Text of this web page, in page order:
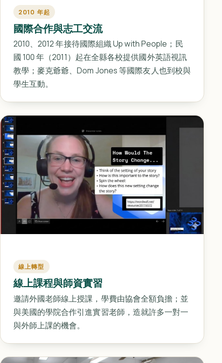
2010 年起
國際合作與志工交流
2010、2012 年接待國際組織 Up with People；民
國 100 年（2011）起在全縣各校提供國外英語視訊
教學；麥克爺爺、Dom Jones 等國際友人也到校與
學生互動。
線上轉型
線上課程與師資實習
邀請外國老師線上授課，學費由協會全額負擔；並
與美國的學院合作引進實習老師，造就許多一對一
與外師上課的機會。